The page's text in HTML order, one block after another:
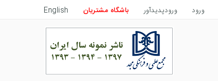
ورود ورودپدیدآور باشگاه مشتریان English